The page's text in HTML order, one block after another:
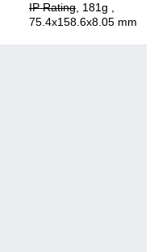
IP Rating, 181g
75.4x158.6x8.05 mm